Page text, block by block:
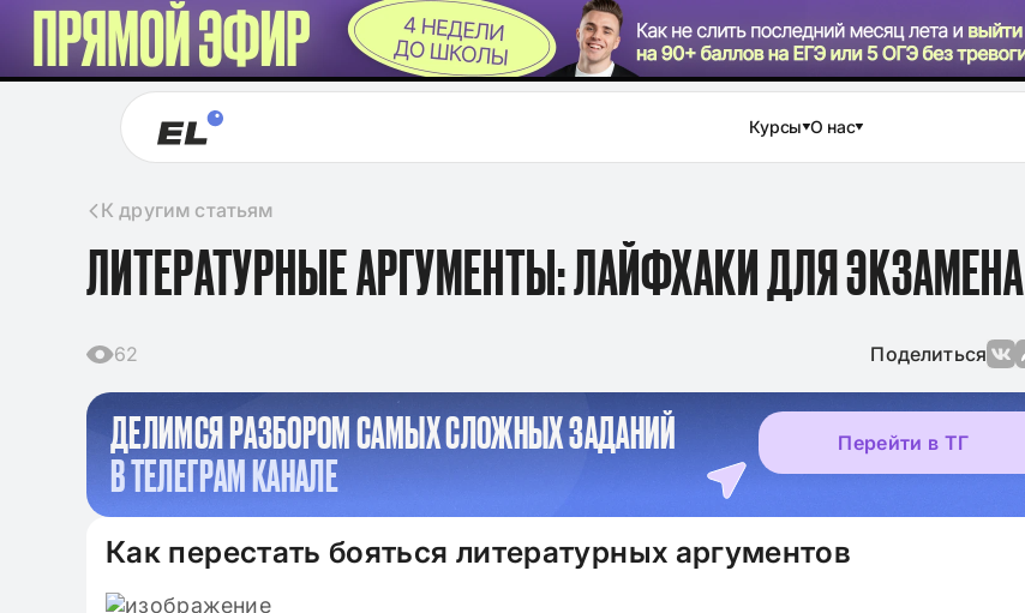
Курсы О нас
К другим статьям
ЛИТЕРАТУРНЫЕ АРГУМЕНТЫ: ЛАЙФХАКИ ДЛЯ ЭКЗАМЕНА
62 Поделиться
ДЕЛИМСЯ РАЗБОРОМ САМЫХ СЛОЖНЫХ ЗАДАНИЙ
В ТЕЛЕГРАМ КАНАЛЕ
Перейти в ТГ
Как перестать бояться литературных аргументов
09.11.2024 Просмотров: 144 919
Клише для итогового сочинения
04.12.2024